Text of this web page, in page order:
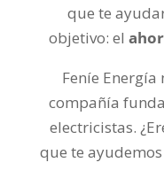
que te
objetivo: el
Feníe
compañía
electricistas.
que te